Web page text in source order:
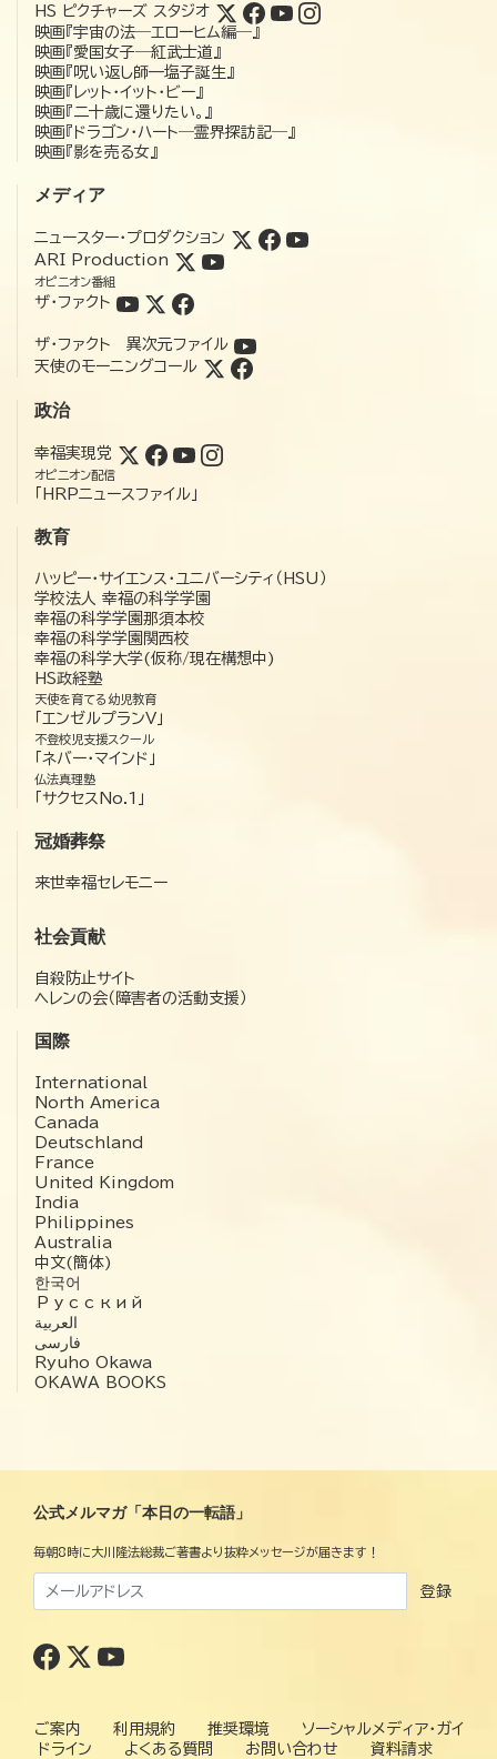
HS ピクチャーズ スタジオ
映画『宇宙の法―エローヒム編―』
映画『愛国女子―紅武士道』
映画『呪い返し師—塩子誕生』
映画『レット・イット・ビー』
映画『二十歳に還りたい。』
映画『ドラゴン・ハート―霊界探訪記―』
映画『影を売る女』
メディア
ニュースター・プロダクション
ARI Production
オピニオン番組
ザ・ファクト
ザ・ファクト 異次元ファイル
天使のモーニングコール
政治
幸福実現党
オピニオン配信
「HRPニュースファイル」
教育
ハッピー・サイエンス・ユニバーシティ（HSU）
学校法人 幸福の科学学園
幸福の科学学園那須本校
幸福の科学学園関西校
幸福の科学大学(仮称/現在構想中)
HS政経塾
天使を育てる幼児教育
「エンゼルプランV」
不登校児支援スクール
「ネバー・マインド」
仏法真理塾
「サクセスNo.1」
冠婚葬祭
来世幸福セレモニー
社会貢献
自殺防止サイト
ヘレンの会（障害者の活動支援）
国際
International
North America
Canada
Deutschland
France
United Kingdom
India
Philippines
Australia
中文(簡体)
한국어
Русский
العربية‏
فارسی
Ryuho Okawa
OKAWA BOOKS
公式メルマガ「本日の一転語」
毎朝8時に大川隆法総裁ご著書より抜粋メッセージが届きます！
登録
ご案内 利用規約 推奨環境
ソーシャルメディア・ガイ
ドライン
よくある質問 お問い合わせ 資料請求